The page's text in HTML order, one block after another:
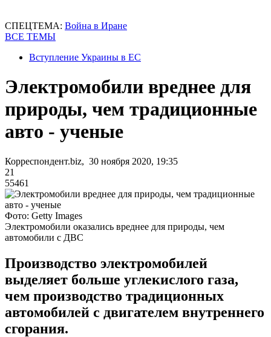
СПЕЦТЕМА: Война в Иране
ВСЕ ТЕМЫ
Вступление Украины в ЕС
Электромобили вреднее для
природы, чем традиционные
авто - ученые
Корреспондент.biz, 30 ноября 2020, 19:35
21
55461
Фото: Getty Images
Электромобили оказались вреднее для природы, чем
автомобили с ДВС
Производство электромобилей
выделяет больше углекислого газа,
чем производство традиционных
автомобилей с двигателем внутреннего
сгорания.